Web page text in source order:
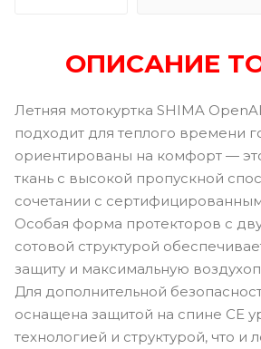
ОПИСАНИЕ
Летняя мотокуртка SHIMA
подходит для теплого времени
ориентированы на комфорт —
ткань с высокой пропускной
сочетании с
Особая форма протекторов с
сотовой структурой
защиту и максимальную
Для дополнительной
оснащена защитой на спине CE
технологией и структурой, что и